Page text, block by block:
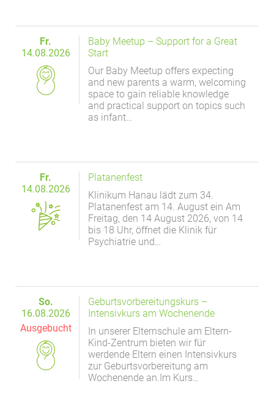
Fr.
14.08.2026
Baby Meetup – Support for a Great
Start
Our Baby Meetup offers expecting
and new parents a warm, welcoming
space to gain reliable knowledge
and practical support on topics such
as infant…
Fr.
14.08.2026
Platanenfest
Klinikum Hanau lädt zum 34.
Platanenfest am 14. August ein Am
Freitag, den 14 August 2026, von 14
bis 18 Uhr, öffnet die Klinik für
Psychiatrie und…
So.
16.08.2026
Ausgebucht
Geburtsvorbereitungskurs –
Intensivkurs am Wochenende
In unserer Elternschule am Eltern-
Kind-Zentrum bieten wir für
werdende Eltern einen Intensivkurs
zur Geburtsvorbereitung am
Wochenende an.Im Kurs…